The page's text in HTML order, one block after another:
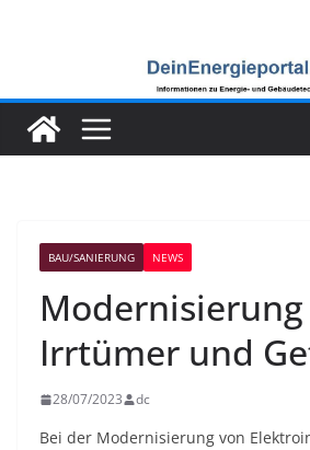
BAU/SANIERUNG NEWS
Irrtümer und
28/07/2023 dc
Bei der Modernisierung von